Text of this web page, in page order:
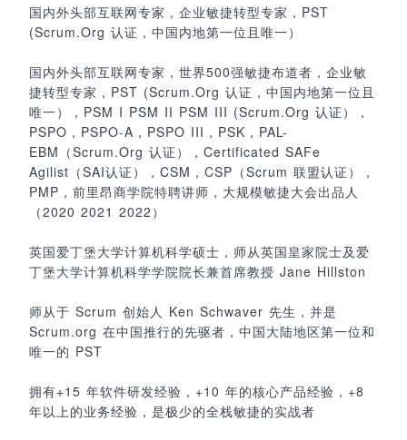
国内外头部互联网专家，企业敏捷转型专家，PST
(Scrum.Org 认证，中国内地第一位且唯一）
国内外头部互联网专家，世界500强敏捷布道者，企业敏
捷转型专家，PST (Scrum.Org 认证，中国内地第一位且
唯一），PSM I PSM II PSM III (Scrum.Org 认证），
PSPO，PSPO-A，PSPO III，PSK，PAL-
EBM（Scrum.Org 认证），Certificated SAFe
Agilist（SAI认证），CSM，CSP（Scrum 联盟认证），
PMP，前里昂商学院特聘讲师，大规模敏捷大会出品人
（2020 2021 2022）
英国爱丁堡大学计算机科学硕士，师从英国皇家院士及爱
丁堡大学计算机科学学院院长兼首席教授 Jane Hillston
师从于 Scrum 创始人 Ken Schwaver 先生，并是
Scrum.org 在中国推行的先驱者，中国大陆地区第一位和
唯一的 PST
拥有+15 年软件研发经验，+10 年的核心产品经验，+8
年以上的业务经验，是极少的全栈敏捷的实战者